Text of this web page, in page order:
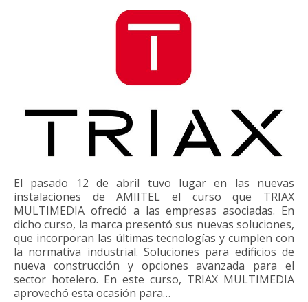
El pasado 12 de abril tuvo lugar en las nuevas
instalaciones de AMIITEL el curso que TRIAX
MULTIMEDIA ofreció a las empresas asociadas. En
dicho curso, la marca presentó sus nuevas soluciones,
que incorporan las últimas tecnologías y cumplen con
la normativa industrial. Soluciones para edificios de
nueva construcción y opciones avanzada para el
sector hotelero. En este curso, TRIAX MULTIMEDIA
aprovechó esta ocasión para…